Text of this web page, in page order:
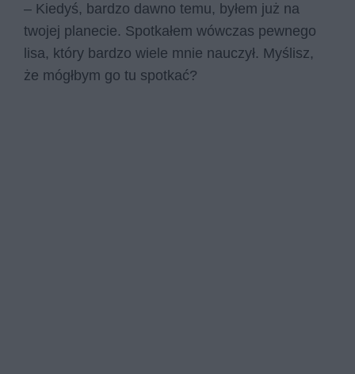
– Kiedyś, bardzo dawno temu, byłem już na
twojej planecie. Spotkałem wówczas pewnego
lisa, który bardzo wiele mnie nauczył. Myślisz,
że mógłbym go tu spotkać?